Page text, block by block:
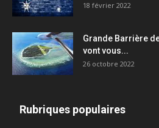
18 février 2022
Grande Barrière
vont vous...
26 octobre 2022
Rubriques populaires